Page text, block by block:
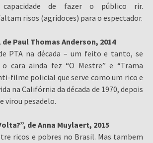
capacidade de fazer o público rir.
risos (agridoces) para o espectador.
Paul Thomas Anderson, 2014
PTA na década – um feito e tanto, se
cara ainda fez “O Mestre” e “Trama
filme policial que serve como um rico e
na Califórnia da década de 1970, depois
virou pesadelo.
de Anna Muylaert, 2015
ricos e pobres no Brasil. Mas tambem